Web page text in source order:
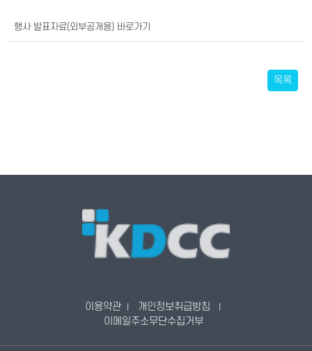
행사 발표자료(외부공개용) 바로가기
목록
이용약관 개인정보취급방침
이메일주소무단수집거부